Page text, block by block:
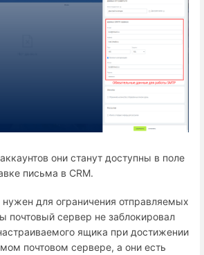
они станут доступны в поле
письма в CRM.
для ограничения отправляемых
почтовый сервер не заблокировал
ящика при достижении
почтовом сервере, а они есть